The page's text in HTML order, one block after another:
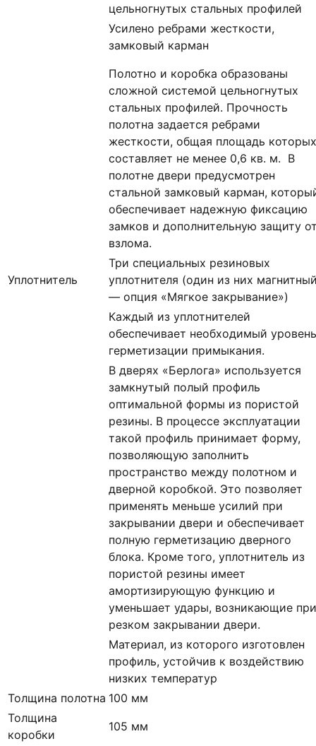
цельногнутых стальных профилей
Усилено ребрами жесткости,
замковый карман
Полотно и коробка образованы
сложной системой цельногнутых
стальных профилей. Прочность
полотна задается ребрами
жесткости, общая площадь которых
составляет не менее 0,6 кв. м. В
полотне двери предусмотрен
стальной замковый карман,
обеспечивает надежную фиксацию
замков и дополнительную защиту
взлома.
Уплотнитель
Три специальных резиновых
уплотнителя (один из них
— опция «Мягкое закрывание»)
Каждый из уплотнителей
обеспечивает необходимый уровень
герметизации примыкания.
В дверях «Берлога» используется
замкнутый полый профиль
оптимальной формы из пористой
резины. В процессе эксплуатации
такой профиль принимает форму,
позволяющую заполнить
пространство между полотном и
дверной коробкой. Это позволяет
применять меньше усилий при
закрывании двери и обеспечивает
полную герметизацию дверного
блока. Кроме того, уплотнитель из
пористой резины имеет
амортизирующую функцию и
уменьшает удары, возникающие при
резком закрывании двери.
Материал, из которого изготовлен
профиль, устойчив к воздействию
низких температур
Толщина полотна 100 мм
Толщина
коробки
105 мм